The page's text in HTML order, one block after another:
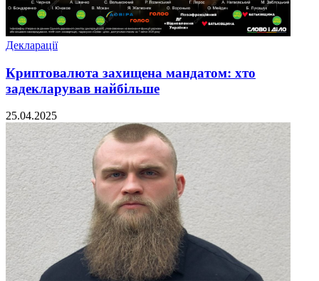
Декларації
Криптовалюта захищена мандатом: хто
задекларував найбільше
25.04.2025